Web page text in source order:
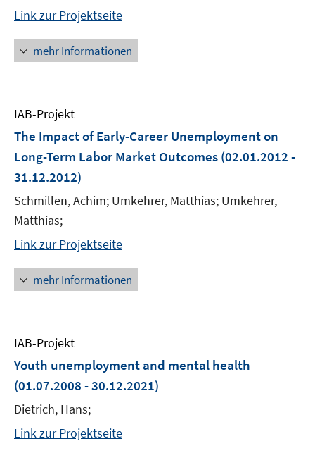
Link zur Projektseite
mehr Informationen
IAB-Projekt
The Impact of Early-Career Unemployment on
Long-Term Labor Market Outcomes (02.01.2012 -
31.12.2012)
Schmillen, Achim; Umkehrer, Matthias; Umkehrer,
Matthias;
Link zur Projektseite
mehr Informationen
IAB-Projekt
Youth unemployment and mental health
(01.07.2008 - 30.12.2021)
Dietrich, Hans;
Link zur Projektseite